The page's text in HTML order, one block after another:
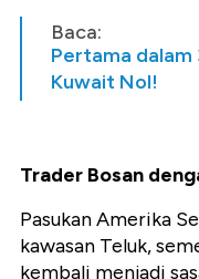
Baca:
Pertama dalam
Kuwait Nol!
Trader Bosan
Pasukan Amerika
kawasan Teluk,
kembali menjadi